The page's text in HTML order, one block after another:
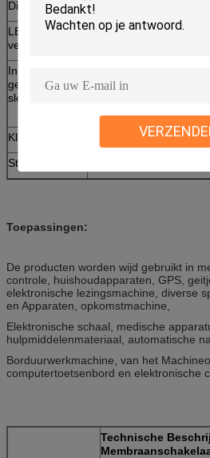
Dikte
0.051.0mm
LEIDENE
vensters
Transparant,
In reliëf
gemaakte
sleutels
koepels zonder in reliëf
Kleefstof
3M467,3M468, en geen
Staart
Toepassingen:
De producten worden wijd gebruikt in
controle, huishoudapparaten, GPS,
elektronische lezingsmachine, diverse
en Apparaten, opkomstmachine,
Elektronische schaal, medische
hulpmiddelenmateriaal, automatische
Borduurwerkmachine, van het
computertoetsenbord en elektronische
Technische